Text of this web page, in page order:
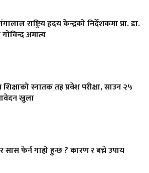
राष्ट्रिय हृदय केन्द्रको निर्देशकमा प्रा. डा.
अमात्य
शिक्षाको स्नातक तह प्रवेश परीक्षा, साउन २५
खुला
सास फेर्न गाह्रो हुन्छ ? कारण र बच्ने उपाय